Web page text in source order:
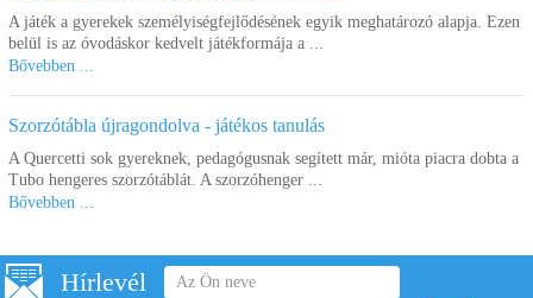
A játék a gyerekek személyiségfejlődésének egyik meghatározó alapja. Ezen
belül is az óvodáskor kedvelt játékformája a ...
Bővebben ...
Szorzótábla újragondolva - játékos tanulás
A Quercetti sok gyereknek, pedagógusnak segített már, mióta piacra dobta a
Tubo hengeres szorzótáblát. A szorzóhenger ...
Bővebben ...
Hírlevél